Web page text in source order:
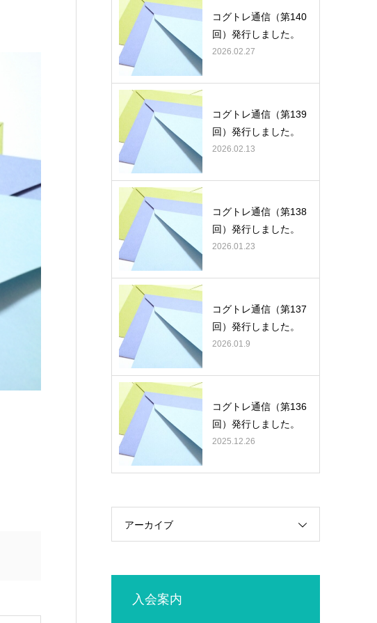
コグトレ通信（第140
回）発行しました。
2026.02.27
コグトレ通信（第139
回）発行しました。
2026.02.13
コグトレ通信（第138
回）発行しました。
2026.01.23
コグトレ通信（第137
回）発行しました。
2026.01.9
コグトレ通信（第136
回）発行しました。
2025.12.26
アーカイブ
入会案内